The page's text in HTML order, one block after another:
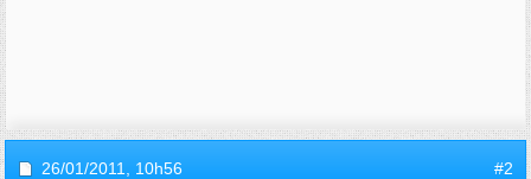
26/01/2011, 10h56 #2